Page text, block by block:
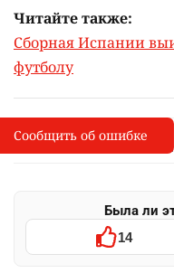
Читайте также:
Сборная Испании
футболу
I
Сообщить об опечатке
Выделите фрагмент и
Была ли
14
Сообщить об ошибке